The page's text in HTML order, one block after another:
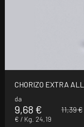
CHORIZO EXTRA
da
9,68 €
€ / Kg. 24,19
11,39 €